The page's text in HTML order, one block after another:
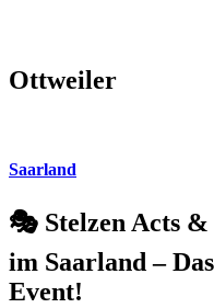
Ottweiler
Saarland
🎭 Stelzen Acts
im Saarland –
Event!